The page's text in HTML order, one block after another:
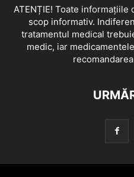
ATENȚIE! Toate
scop informativ.
tratamentul medical
medic, iar